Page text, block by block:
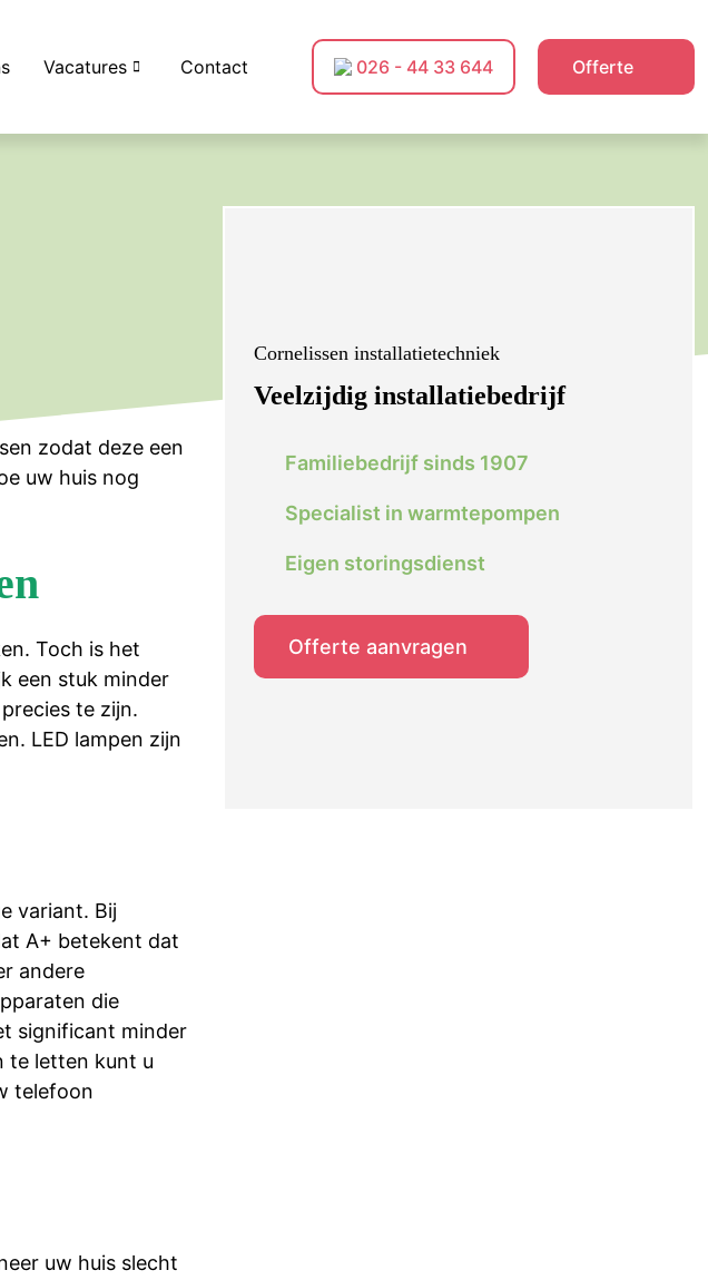
Vacatures Contact 026 - 44 33 644 Offerte
zodat deze een
uw huis nog
Toch is het
een stuk minder
te zijn.
LED lampen zijn
variant. Bij
A+ betekent dat
andere
die
significant minder
te letten kunt u
telefoon
uw huis slecht
Cornelissen installatietechniek
Veelzijdig installatiebedrijf
Familiebedrijf sinds 1907
Specialist in warmtepompen
Eigen storingsdienst
Offerte aanvragen